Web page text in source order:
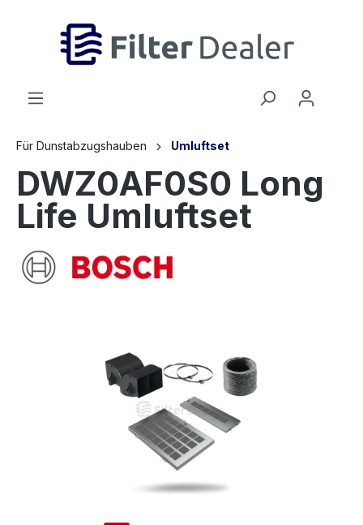
Für Dunstabzugshauben Umluftset
DWZ0AF0S0 Long
Life Umluftset